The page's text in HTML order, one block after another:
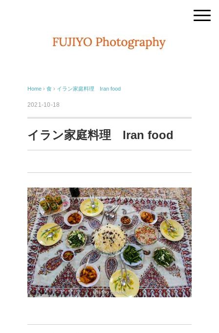
Home › 食 › イラン家庭料理 Iran food
2021-10-18
イラン家庭料理 Iran food